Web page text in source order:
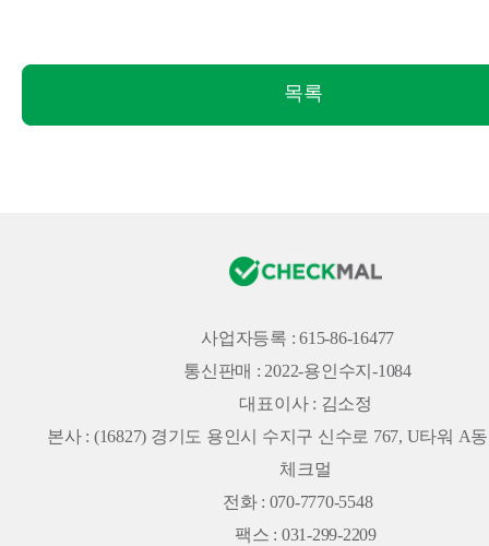
목록
사업자등록 : 615-86-16477
통신판매 : 2022-용인수지-1084
대표이사 : 김소정
본사 : (16827) 경기도 용인시 수지구 신수로 767, U타워 A
체크멀
전화 : 070-7770-5548
팩스 : 031-299-2209